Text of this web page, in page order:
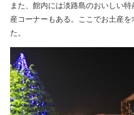
また、館内には淡路島のおいしい
産コーナーもある。ここでお土産
た。